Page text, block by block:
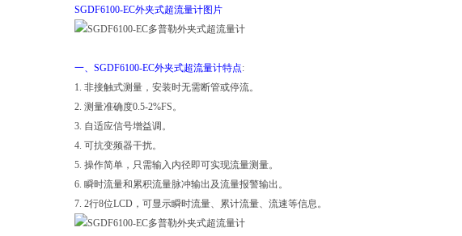
SGDF6100-EC外夹式超流量计图片
一、SGDF6100-EC外夹式超流量计特点:
1. 非接触式测量，安装时无需断管或停流。
2. 测量准确度0.5-2%FS。
3. 自适应信号增益调。
4. 可抗变频器干扰。
5. 操作简单，只需输入内径即可实现流量测量。
6. 瞬时流量和累积流量脉冲输出及流量报警输出。
7. 2行8位LCD，可显示瞬时流量、累计流量、流速等信息。